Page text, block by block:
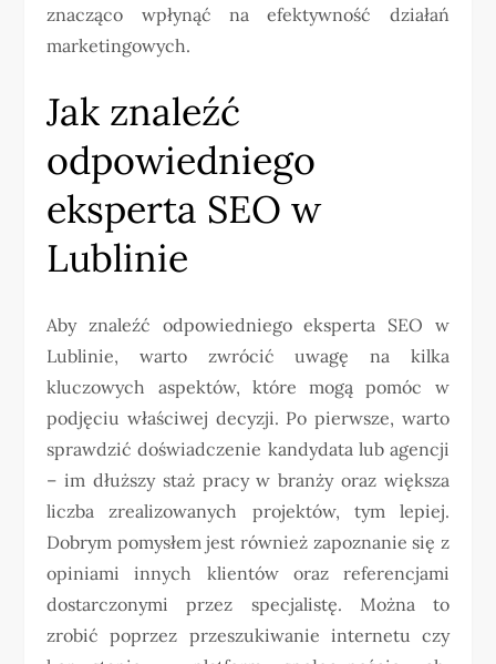
znacząco wpłynąć na efektywność działań
marketingowych.
Jak znaleźć
odpowiedniego
eksperta SEO w
Lublinie
Aby znaleźć odpowiedniego eksperta SEO w
Lublinie, warto zwrócić uwagę na kilka
kluczowych aspektów, które mogą pomóc w
podjęciu właściwej decyzji. Po pierwsze, warto
sprawdzić doświadczenie kandydata lub agencji
– im dłuższy staż pracy w branży oraz większa
liczba zrealizowanych projektów, tym lepiej.
Dobrym pomysłem jest również zapoznanie się z
opiniami innych klientów oraz referencjami
dostarczonymi przez specjalistę. Można to
zrobić poprzez przeszukiwanie internetu czy